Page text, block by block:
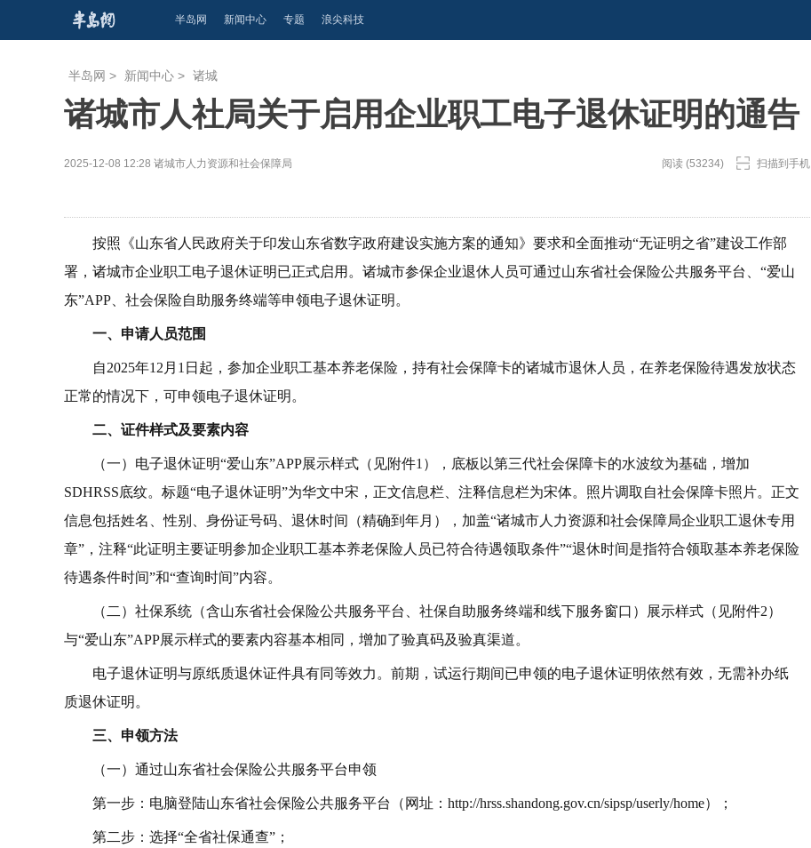
半岛网 新闻中心 专题 浪尖科技
半岛网 > 新闻中心 > 诸城
诸城市人社局关于启用企业职工电子退休证明的通告
2025-12-08 12:28 诸城市人力资源和社会保障局 阅读 (53234) 扫描到手机
按照《山东省人民政府关于印发山东省数字政府建设实施方案的通知》要求和全面推动“无证明之省”建设工作部
署，诸城市企业职工电子退休证明已正式启用。诸城市参保企业退休人员可通过山东省社会保险公共服务平台、“爱山
东”APP、社会保险自助服务终端等申领电子退休证明。
一、申请人员范围
自2025年12月1日起，参加企业职工基本养老保险，持有社会保障卡的诸城市退休人员，在养老保险待遇发放状态
正常的情况下，可申领电子退休证明。
二、证件样式及要素内容
（一）电子退休证明“爱山东”APP展示样式（见附件1），底板以第三代社会保障卡的水波纹为基础，增加
SDHRSS底纹。标题“电子退休证明”为华文中宋，正文信息栏、注释信息栏为宋体。照片调取自社会保障卡照片。正文
信息包括姓名、性别、身份证号码、退休时间（精确到年月），加盖“诸城市人力资源和社会保障局企业职工退休专用
章”，注释“此证明主要证明参加企业职工基本养老保险人员已符合待遇领取条件”“退休时间是指符合领取基本养老保险
待遇条件时间”和“查询时间”内容。
（二）社保系统（含山东省社会保险公共服务平台、社保自助服务终端和线下服务窗口）展示样式（见附件2）
与“爱山东”APP展示样式的要素内容基本相同，增加了验真码及验真渠道。
电子退休证明与原纸质退休证件具有同等效力。前期，试运行期间已申领的电子退休证明依然有效，无需补办纸
质退休证明。
三、申领方法
（一）通过山东省社会保险公共服务平台申领
第一步：电脑登陆山东省社会保险公共服务平台（网址：http://hrss.shandong.gov.cn/sipsp/userly/home）；
第二步：选择“全省社保通查”；